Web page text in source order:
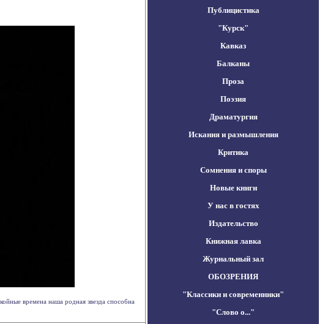
времена наша родная звезда способна
Публицистика
"Курск"
Кавказ
Балканы
Проза
Поэзия
Драматургия
Искания и размышления
Критика
Сомнения и споры
Новые книги
У нас в гостях
Издательство
Книжная лавка
Журнальный зал
ОБОЗРЕНИЯ
"Классики и современники"
"Слово о..."